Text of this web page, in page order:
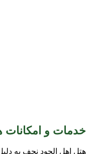
خدمات و امکانات
هتل اهل الجود نجف به